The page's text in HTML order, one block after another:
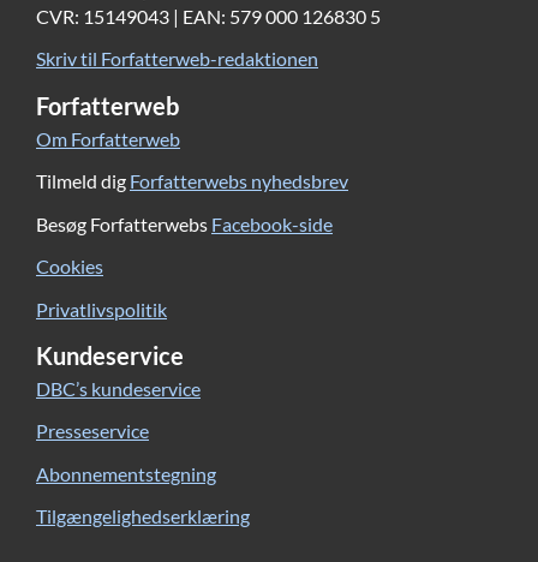
CVR: 15149043 | EAN: 579 000 126830 5
Skriv til Forfatterweb-redaktionen
Forfatterweb
Om Forfatterweb
Tilmeld dig Forfatterwebs nyhedsbrev
Besøg Forfatterwebs Facebook-side
Cookies
Privatlivspolitik
Kundeservice
DBC’s kundeservice
Presseservice
Abonnementstegning
Tilgængelighedserklæring